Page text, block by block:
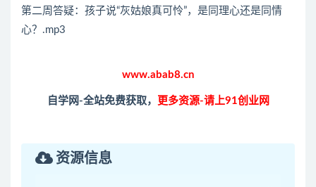
第二周答疑：孩子说“灰姑娘真可怜”，是同理心还是同情
心？.mp3
www.abab8.cn
自学网-全站免费获取， 更多资源-请上91创业网
资源信息